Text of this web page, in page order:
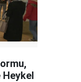
Heykel